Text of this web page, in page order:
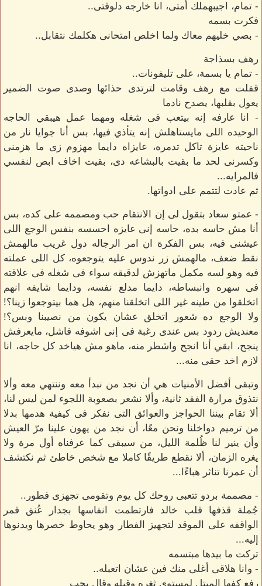
- تمام، اجيبهملك أمتى، انا خارجه دلوقتى..
فكرت بسمه
- بصي خليهم معاك ولما اخلص امتحانى هكلمك نتقابل..
رهف بسذاجة
- تمام يا بسمة، على تليفونات..
قفلت مع رهف وقامت لترتدى حذائها وصدى صوت الضمير
يعول بقلبها، يصدح نادما
- انا عارفه إنه بيتعب فى شغله ومهما عمل هيبقي الحاجه
الوحيده اللى مايستاهلش إنه يتأذي فيها، بس أنا جوايا نار من
ناحيته عايزة تاكل تدمره، عايزاه دايما مهزوم زى ما هزمنى
وكسرنى لحد ما بقيت بالبشاعه دى، بقيت اخاف ابص لنفسي
فالمرايه...
ثم عادت لتتمم على ادواتها.
- عمتو سعاد بتقول لى إن الانتقام حب ومصممه على كده، بس
أنا مش حاسه بده، حاسه إنى عايزه احسسه بنفس الوجع اللى
عيشنى فيه، بس الفكرة ان امر الرجاله دول غريب مالهمش
نقط ضعف، مالهمش زر ندوس عليه يتوجعوه، كل اللى عملته
فيه وهو لسه مكمل ماتهزش لدقيقه سواء فى شغله فى علاقته
فى سهره وانبساطه، دايما مدلع نفسه، ودايما شايفه انهم
اتخلقوا من طينه غير اللى اتخلقنا منهم، هل هما بيتوجعوا زينا؟!
ولا الوجع ده شعور اتخلق عشان يكون من نصيبنا وبس؟!
معنديش ردود بس عندى رغبة فى إنى اشوفه فاشل، مايعرفش
ينجح، ابقي أنا انجح واشطر منه، ماهو مش هياخد كل حاجه، انا
لازم اخد حقى منه...
وتبقى أفضل الأمنيات هي أن نجد من نبدأ معه وننتهي معه وألا
نتذوق مرارة الفقد ثانية، وألا نشعر بصعوبة اللجوء لمن ليس لنا،
ألا تقام بيننا الحواجز والعوائق التى نفكر فى كيفية هدمها بدلا
من ترميم دواخلنا ونحن معًا، أن نجد من يهون علينا مرّ العيش
وأن ينير لنا ظُلمة الليل، من سيبقى كما عرفناه أول مرة ولا
يغره الزمان، ألا نقطع طريقًا كاملا مع شخص خاطئ ثم نكتشف
أن عمرنا تناثر هباءًا...
- مصممة بردو تتعبى روحك كل يوم وتقومى تجهزى فطور..
جُملة قذفها قلب خالد فارتطمت انفاسها بجدار عُنق قمر
الواقفه على الموقد لتجهيز الفطار وهو يحاوط خصرها ويدنوها
إليه...
تركت ما بيدها مبتسمه
- وانا هلاقى أغلى منك فين عشان اتعبله..
رفع كفها المبتل لمستوى ثغره وقبله وقال بحب